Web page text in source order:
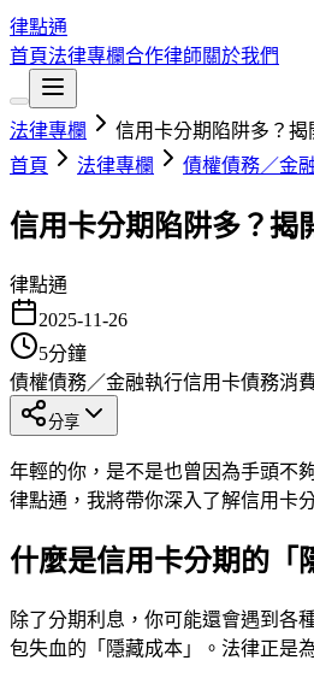
律點通
首頁法律專欄合作律師關於我們
法律專欄
信用卡分期陷阱多？揭
首頁
法律專欄 債權債務／金
信用卡分期陷阱多？揭
律點通
2025-11-26
5分鐘
債權債務／金融執行信用卡債務消
分享
年輕的你，是不是也曾因為手頭不
律點通，我將帶你深入了解信用卡
什麼是信用卡分期的「
除了分期利息，你可能還會遇到各
包失血的「隱藏成本」。法律正是